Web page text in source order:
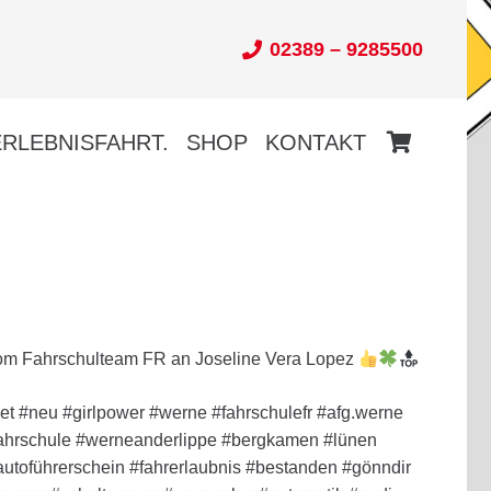
02389 – 9285500
SHOP KONTAKT
Fahrschulteam FR an Joseline Vera Lopez
#neu #girlpower #werne #fahrschulefr #afg.werne
#werneanderlippe #bergkamen #lünen
#fahrerlaubnis #bestanden #gönndir